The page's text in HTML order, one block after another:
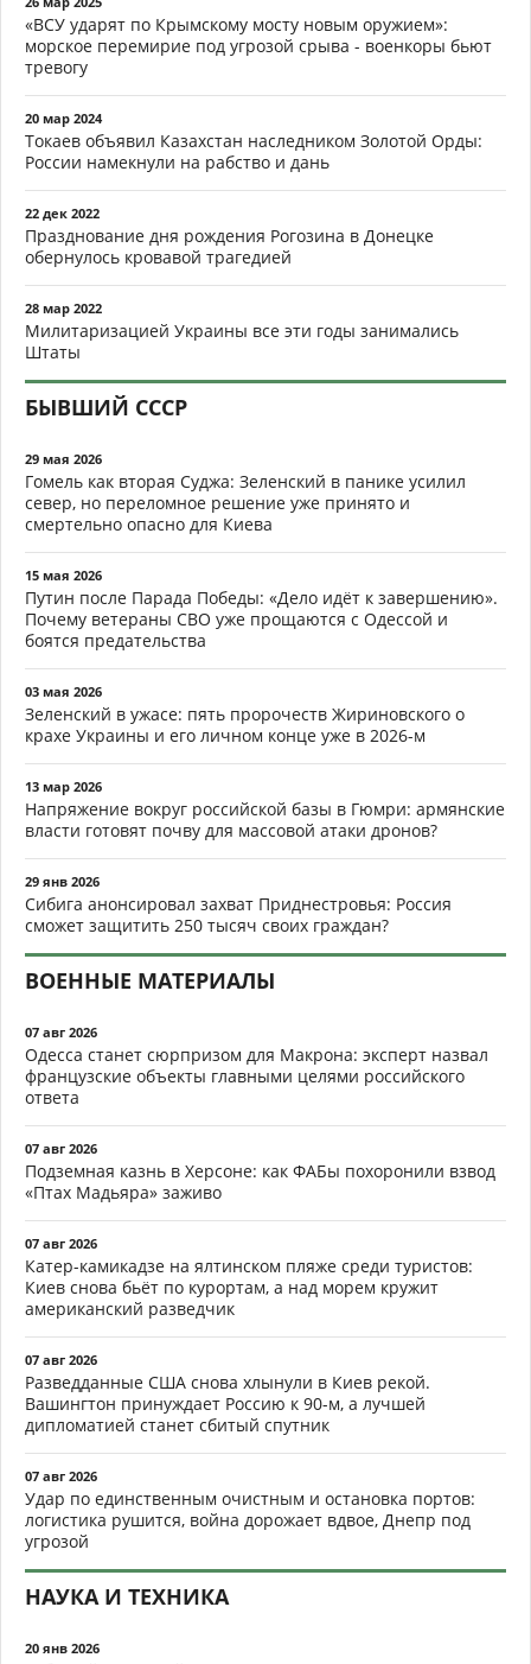
«ВСУ ударят по Крымскому мосту новым оружием»:
морское перемирие под угрозой срыва - военкоры бьют
тревогу
20 мар 2024
Токаев объявил Казахстан наследником Золотой Орды:
России намекнули на рабство и дань
22 дек 2022
Празднование дня рождения Рогозина в Донецке
обернулось кровавой трагедией
28 мар 2022
Милитаризацией Украины все эти годы занимались
Штаты
БЫВШИЙ СССР
29 мая 2026
Гомель как вторая Суджа: Зеленский в панике усилил
север, но переломное решение уже принято и
смертельно опасно для Киева
15 мая 2026
Путин после Парада Победы: «Дело идёт к завершению».
Почему ветераны СВО уже прощаются с Одессой и
боятся предательства
03 мая 2026
Зеленский в ужасе: пять пророчеств Жириновского о
крахе Украины и его личном конце уже в 2026-м
13 мар 2026
Напряжение вокруг российской базы в Гюмри: армянские
власти готовят почву для массовой атаки дронов?
29 янв 2026
Сибига анонсировал захват Приднестровья: Россия
сможет защитить 250 тысяч своих граждан?
ВОЕННЫЕ МАТЕРИАЛЫ
07 авг 2026
Одесса станет сюрпризом для Макрона: эксперт назвал
французские объекты главными целями российского
ответа
07 авг 2026
Подземная казнь в Херсоне: как ФАБы похоронили взвод
«Птах Мадьяра» заживо
07 авг 2026
Катер-камикадзе на ялтинском пляже среди туристов:
Киев снова бьёт по курортам, а над морем кружит
американский разведчик
07 авг 2026
Разведданные США снова хлынули в Киев рекой.
Вашингтон принуждает Россию к 90-м, а лучшей
дипломатией станет сбитый спутник
07 авг 2026
Удар по единственным очистным и остановка портов:
логистика рушится, война дорожает вдвое, Днепр под
угрозой
НАУКА И ТЕХНИКА
20 янв 2026